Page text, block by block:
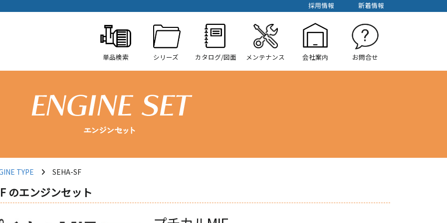
採用情報 新着情報
単品検索 シリーズ カタログ/図面 メンテナンス 会社案内 お問合せ
TYPE SEHA-SF
のエンジンセット